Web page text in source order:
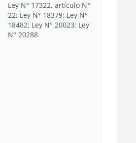
Ley N° 17322, artículo N°
22; Ley N° 18379; Ley N°
18482; Ley N° 20023; Ley
N° 20288